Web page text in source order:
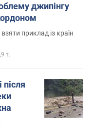
джипінгу
приклад із країн
т.